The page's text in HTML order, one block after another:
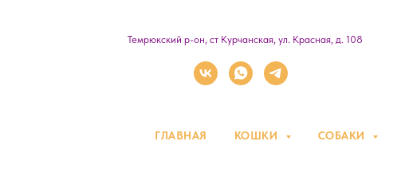
Темрюкский р-он, ст Курчанская, ул. Красная, д. 108
ГЛАВНАЯ КОШКИ СОБАКИ